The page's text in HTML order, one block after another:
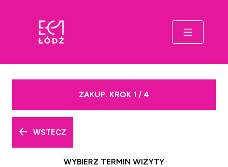
WSTECZ
ZAKUP. KROK 1 / 4
WYBIERZ TERMIN WIZYTY